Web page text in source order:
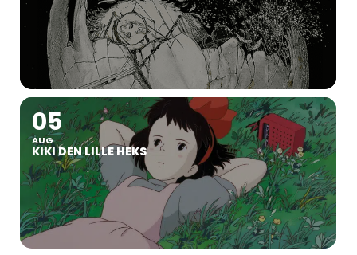
05
AUG
KIKI DEN LILLE HEKS